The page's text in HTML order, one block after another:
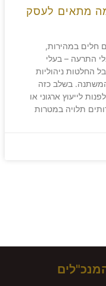
מה מתאים לעסק
חלים במהירות,
התרעה – בעלי
החלטות ניהוליות
בשלב כזה
לייעוץ ארגוני או
תלויה במטרות